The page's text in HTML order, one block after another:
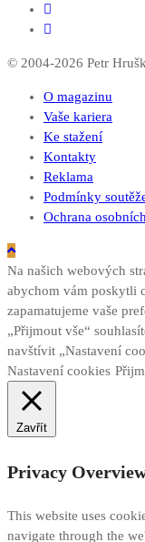
© 2004-2026 Petr
O magazinu
Vaše kariera
Ke stažení
Kontakty
Reklama
Podmínky
Ochrana
Na našich webových
abychom vám poskytli
zapamatujeme vaše
„Přijmout vše“
navštívit „Nastavení
Nastavení cookies
Zavřít
Privacy
This website uses
navigate through the